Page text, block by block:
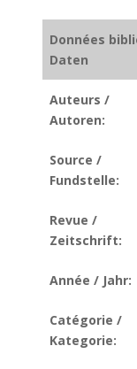
Données
Daten
Auteurs /
Autoren:
Source /
Fundstelle:
Revue /
Zeitschrift:
Année / Jahr:
Catégorie /
Kategorie: